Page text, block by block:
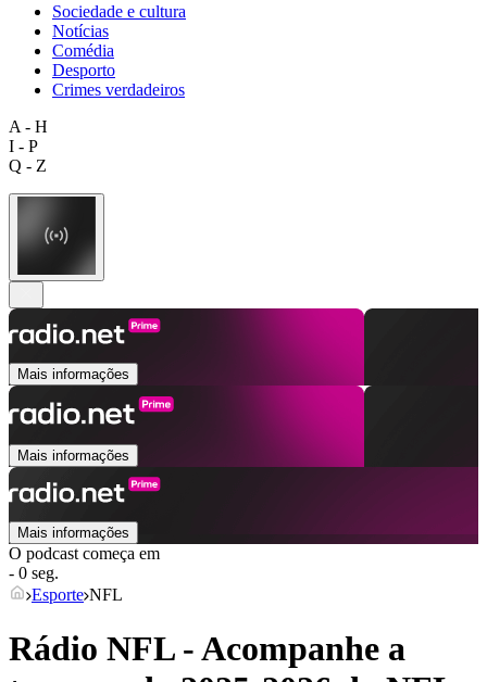
Sociedade e cultura
Notícias
Comédia
Desporto
Crimes verdadeiros
A - H
I - P
Q - Z
Mais informações
Mais informações
Mais informações
O podcast começa em
- 0 seg.
Esporte NFL
Rádio NFL - Acompanhe a